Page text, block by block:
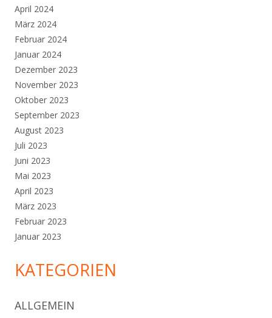
April 2024
März 2024
Februar 2024
Januar 2024
Dezember 2023
November 2023
Oktober 2023
September 2023
August 2023
Juli 2023
Juni 2023
Mai 2023
April 2023
März 2023
Februar 2023
Januar 2023
KATEGORIEN
ALLGEMEIN